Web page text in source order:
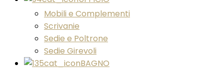
Mobili e Complementi
Scrivanie
Sedie e Poltrone
Sedie Girevoli
BAGNO